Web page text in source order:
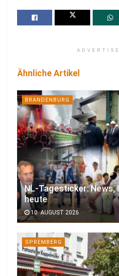
Ähnliche Artikel
BRANDENBURG
NL-Tagesticker: News,
heute
10. AUGUST 2026
SPREMBERG